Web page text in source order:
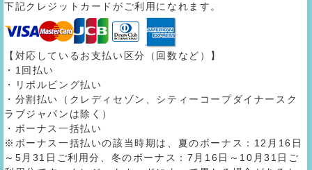
下記クレジットカードがご利用になれます。
【対応しているお支払い区分（回数など）】
・1回払い
・リボルビング払い
・分割払い（クレディセゾン、シティーコープダイナースク
ラブジャパンは除く）
・ボーナス一括払い
※ボーナス一括払いの該当時期は、夏のボーナス：12月16日
～5月31日ご利用分、冬のボーナス：7月16日～10月31日ご